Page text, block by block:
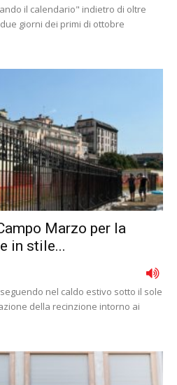
il calendario" indietro di oltre
giorni dei primi di ottobre
Marzo per la
in stile...
nel caldo estivo sotto il sole
della recinzione intorno ai